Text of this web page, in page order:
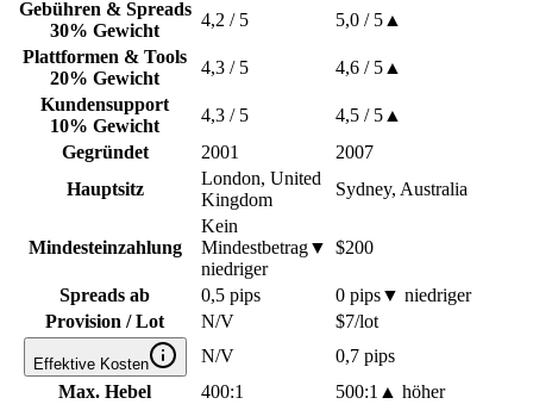
Gebühren & Spreads
30% Gewicht
4,2 / 5 5,0 / 5 ▲
Plattformen & Tools
20% Gewicht
4,3 / 5 4,6 / 5 ▲
Kundensupport
10% Gewicht
4,3 / 5 4,5 / 5 ▲
Gegründet
2001
2007
Hauptsitz
London, United
Kingdom
Sydney, Australia
Mindesteinzahlung
Kein
Mindestbetrag▼
niedriger
$200
Spreads ab 0,5 pips 0 pips▼ niedriger
Provision / Lot
N/V $7/lot
Effektive Kosten N/V
0,7 pips
Max. Hebel
400:1 500:1 ▲ höher